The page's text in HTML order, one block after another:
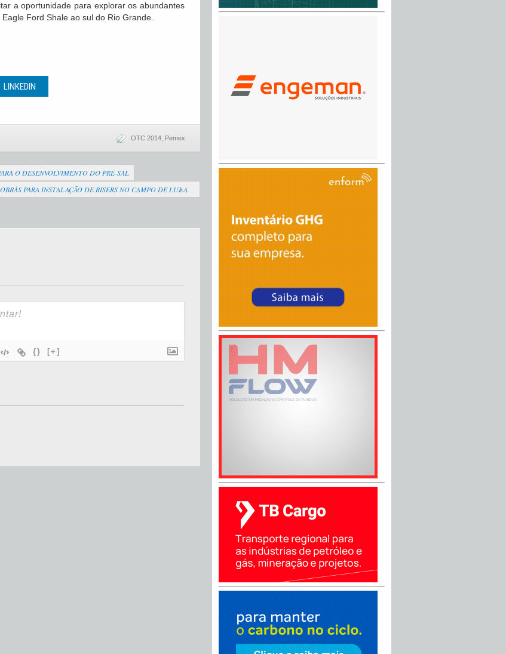
a oportunidade para explorar os abundantes
Ford Shale ao sul do Rio Grande.
LINKEDIN
OTC 2014 Pemex
O DESENVOLVIMENTO DO PRÉ-SAL
PARA INSTALAÇÃO DE RISERS NO CAMPO DE LULA
{} [+]